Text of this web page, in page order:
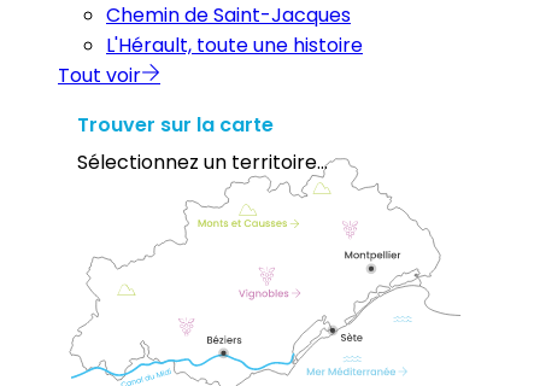
Chemin de Saint-Jacques
L'Hérault, toute une histoire
Tout voir
Trouver sur la carte
Sélectionnez un territoire...